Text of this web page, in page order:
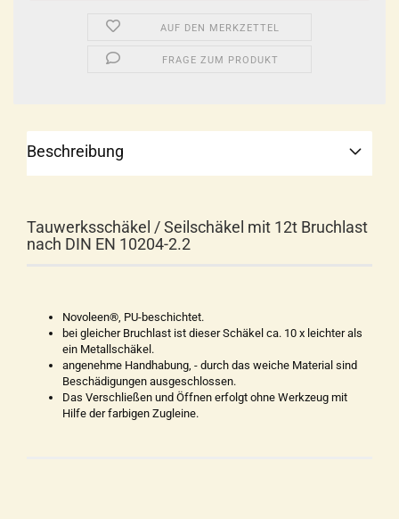
AUF DEN MERKZETTEL
FRAGE ZUM PRODUKT
Beschreibung
Tauwerksschäkel / Seilschäkel mit 12t Bruchlast
nach DIN EN 10204-2.2
Novoleen®, PU-beschichtet.
bei gleicher Bruchlast ist dieser Schäkel ca. 10 x leichter als
ein Metallschäkel.
angenehme Handhabung, - durch das weiche Material sind
Beschädigungen ausgeschlossen.
Das Verschließen und Öffnen erfolgt ohne Werkzeug mit
Hilfe der farbigen Zugleine.